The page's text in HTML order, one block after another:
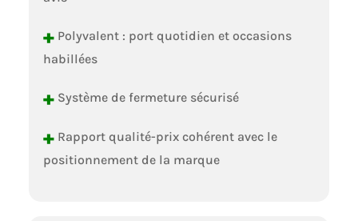
+Polyvalent : port quotidien et occasions
habillées
+Système de fermeture sécurisé
+Rapport qualité-prix cohérent avec le
positionnement de la marque